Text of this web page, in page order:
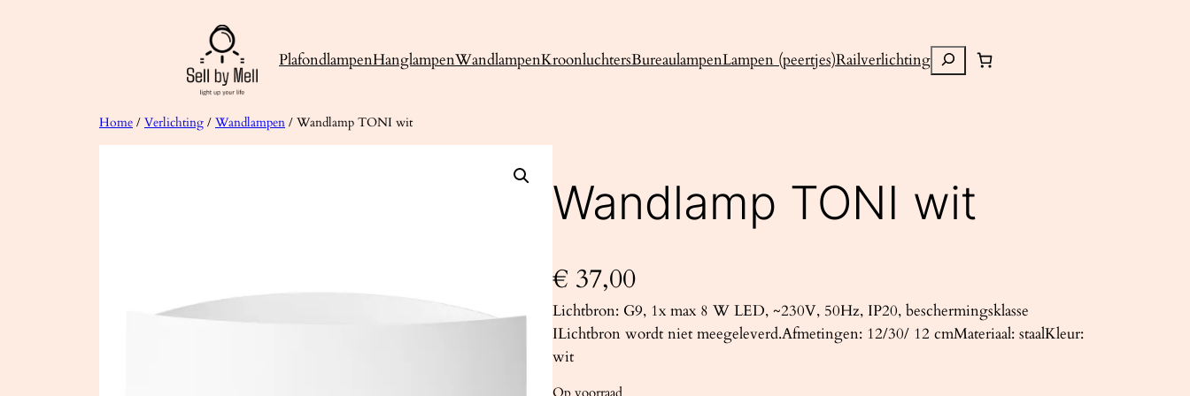
PlafondlampenHanglampenWandlampenKroonluchtersBureaulampenLampen (peertjes)RailverlichtingZoeken
Home / Verlichting / Wandlampen / Wandlamp TONI wit
Wandlamp TONI wit
€ 37,00
Lichtbron: G9, 1x max 8 W LED, ~230V, 50Hz, IP20, beschermingsklasse
ILichtbron wordt niet meegeleverd.Afmetingen: 12/30/ 12 cmMateriaal: staalKleur:
wit